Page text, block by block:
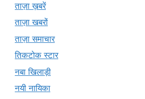
ताज़ा ख़बरें
ताज़ा खबरों
ताज़ा समाचार
तिकटोक स्टार
नबा खिलाड़ी
नयी नायिका